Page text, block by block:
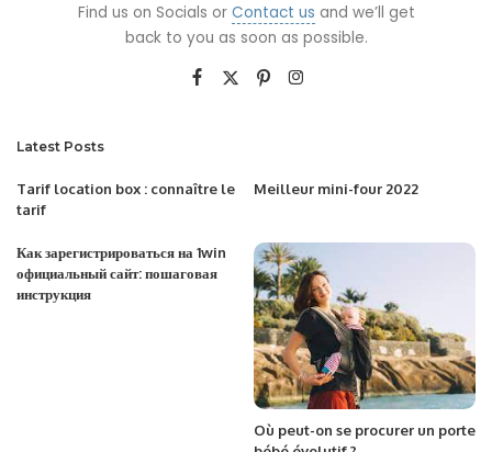
Find us on Socials or Contact us and we’ll get
back to you as soon as possible.
Latest Posts
Tarif location box : connaître le
tarif
Meilleur mini-four 2022
Как зарегистрироваться на 1win
официальный сайт: пошаговая
инструкция
Où peut-on se procurer un porte